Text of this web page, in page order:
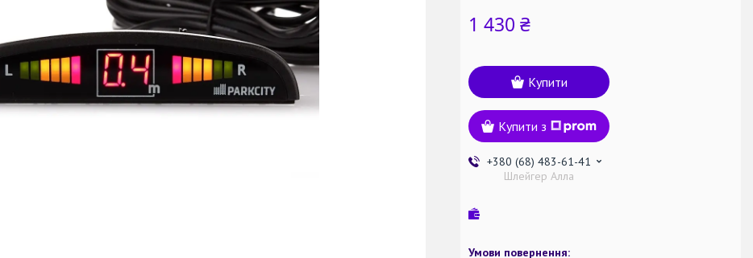
1 430 ₴
Купити
Купити з
+380 (68) 483-61-41
Шлейгер Алла